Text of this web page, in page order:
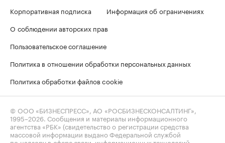
Корпоративная подписка
Информация об ограничениях
О соблюдении авторских прав
Пользовательское соглашение
Политика в отношении обработки персональных данных
Политика обработки файлов cookie
© ООО «БИЗНЕСПРЕСС», АО «РОСБИЗНЕСКОНСАЛТИНГ»,
1995–2026 . Сообщения и материалы информационного
агентства «РБК» (свидетельство о регистрации средства
массовой информации выдано Федеральной службой